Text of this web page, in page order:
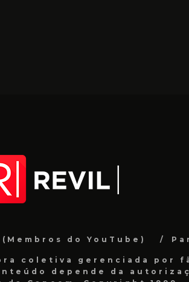
do YouTube)
coletiva gerenciada por
depende da